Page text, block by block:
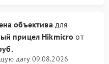
объектива для
прицел Hikmicro от
дату 09.08.2026